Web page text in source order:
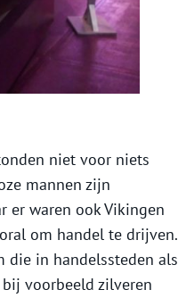
niet voor niets
mannen zijn
er waren ook Vikingen
om handel te drijven.
die in handelssteden als
voorbeeld zilveren